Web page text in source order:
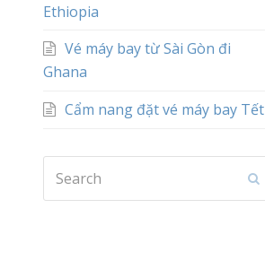
Ethiopia
Vé máy bay từ Sài Gòn đi
Ghana
Cẩm nang đặt vé máy bay Tết